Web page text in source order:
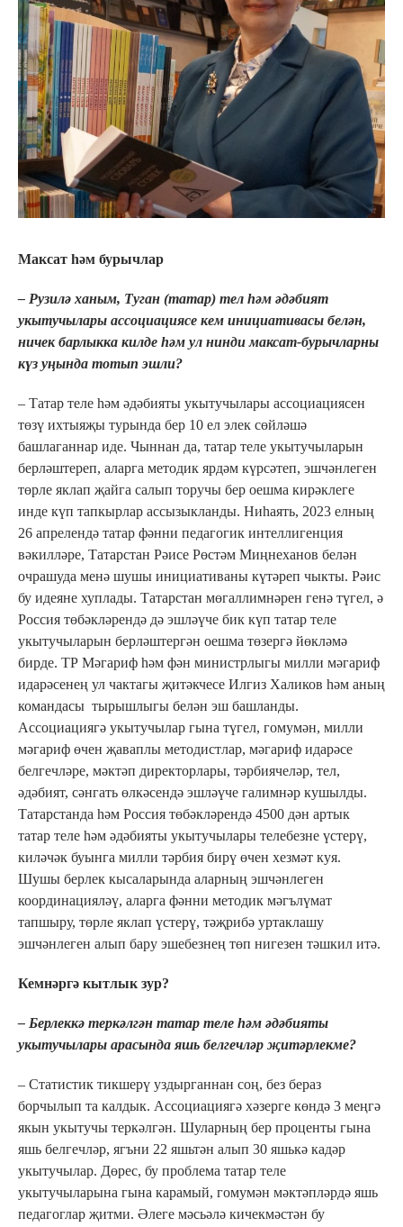
Максат һәм бурычлар
– Рузилә ханым, Туган (татар) тел һәм әдәбият
укытучылары ассоциациясе кем инициативасы белән,
ничек барлыкка килде һәм ул нинди максат-бурычларны
күз уңында тотып эшли?
– Татар теле һәм әдәбияты укытучылары ассоциациясен
төзү ихтыяҗы турында бер 10 ел элек сөйләшә
башлаганнар иде. Чыннан да, татар теле укытучыларын
берләштереп, аларга методик ярдәм күрсәтеп, эшчәнлеген
төрле яклап җайга салып торучы бер оешма кирәклеге
инде күп тапкырлар ассызыкланды. Ниһаять, 2023 елның
26 апрелендә татар фәнни педагогик интеллигенция
вәкилләре, Татарстан Рәисе Рөстәм Миңнеханов белән
очрашуда менә шушы инициативаны күтәреп чыкты. Рәис
бу идеяне хуплады. Татарстан мөгаллимнәрен генә түгел, ә
Россия төбәкләрендә дә эшләүче бик күп татар теле
укытучыларын берләштергән оешма төзергә йөкләмә
бирде. ТР Мәгариф һәм фән министрлыгы милли мәгариф
идарәсенең ул чактагы җитәкчесе Илгиз Халиков һәм аның
командасы тырышлыгы белән эш башланды.
Ассоциациягә укытучылар гына түгел, гомумән, милли
мәгариф өчен җаваплы методистлар, мәгариф идарәсе
белгечләре, мәктәп директорлары, тәрбиячеләр, тел,
әдәбият, сәнгать өлкәсендә эшләүче галимнәр кушылды.
Татарстанда һәм Россия төбәкләрендә 4500 дән артык
татар теле һәм әдәбияты укытучылары телебезне үстерү,
киләчәк буынга милли тәрбия бирү өчен хезмәт куя.
Шушы берлек кысаларында аларның эшчәнлеген
координацияләү, аларга фәнни методик мәгълүмат
тапшыру, төрле яклап үстерү, тәҗрибә уртаклашу
эшчәнлеген алып бару эшебезнең төп нигезен тәшкил итә.
Кемнәргә кытлык зур?
– Берлеккә теркәлгән татар теле һәм әдәбияты
укытучылары арасында яшь белгечләр җитәрлекме?
– Статистик тикшерү уздырганнан соң, без бераз
борчылып та калдык. Ассоциациягә хәзерге көндә 3 меңгә
якын укытучы теркәлгән. Шуларның бер проценты гына
яшь белгечләр, ягъни 22 яшьтән алып 30 яшькә кадәр
укытучылар. Дөрес, бу проблема татар теле
укытучыларына гына карамый, гомумән мәктәпләрдә яшь
педагоглар җитми. Әлеге мәсьәлә кичекмәстән бу